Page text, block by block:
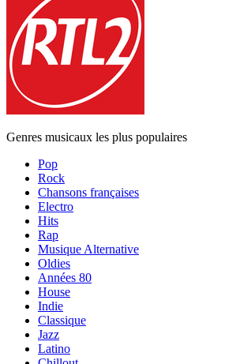
Genres musicaux les plus populaires
Pop
Rock
Chansons françaises
Electro
Hits
Rap
Musique Alternative
Oldies
Années 80
House
Indie
Classique
Jazz
Latino